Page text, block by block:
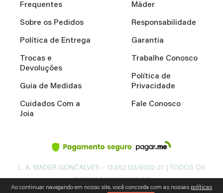
Frequentes
Sobre os Pedidos
Política de Entrega
Trocas e
Devoluções
Guia de Medidas
Cuidados Com a
Joia
Mäder
Responsabilidade
Garantia
Trabalhe Conosco
Política de
Privacidade
Fale Conosco
L. A. MADER GONCALVES – 12.052.132/0002-27 | TODOS OS
Ao continuar navegando em nosso site, você concorda com as nossas políticas